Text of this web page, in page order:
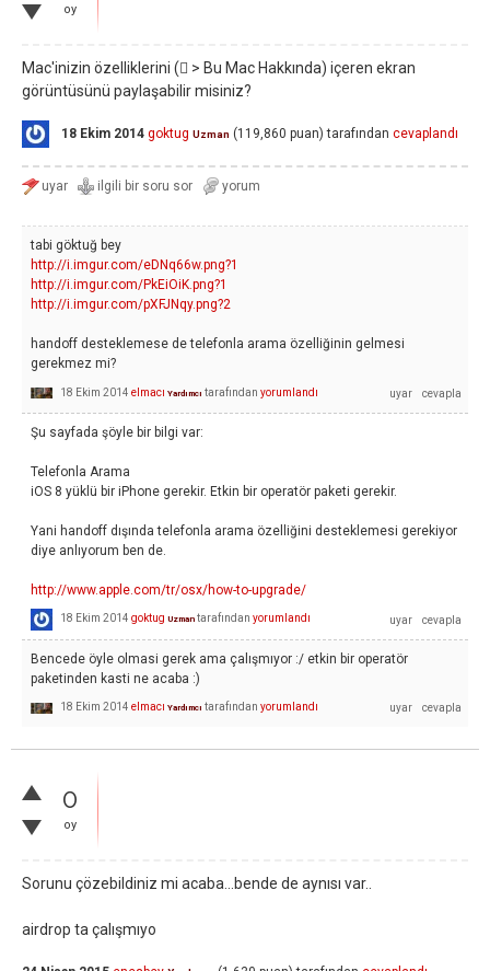
oy
Mac'inizin özelliklerini ( > Bu Mac Hakkında) içeren ekran
görüntüsünü paylaşabilir misiniz?
18 Ekim 2014 goktug Uzman (119,860 puan) tarafından cevaplandı
tabi göktuğ bey
http://i.imgur.com/eDNq66w.png?1
http://i.imgur.com/PkEiOiK.png?1
http://i.imgur.com/pXFJNqy.png?2
handoff desteklemese de telefonla arama özelliğinin gelmesi
gerekmez mi?
18 Ekim 2014 elmacı Yardımcı tarafından yorumlandı
Şu sayfada şöyle bir bilgi var:
Telefonla Arama
iOS 8 yüklü bir iPhone gerekir. Etkin bir operatör paketi gerekir.
Yani handoff dışında telefonla arama özelliğini desteklemesi gerekiyor
diye anlıyorum ben de.
http://www.apple.com/tr/osx/how-to-upgrade/
18 Ekim 2014 goktug Uzman tarafından yorumlandı
Bencede öyle olmasi gerek ama çalışmıyor :/ etkin bir operatör
paketinden kasti ne acaba :)
18 Ekim 2014 elmacı Yardımcı tarafından yorumlandı
0
oy
Sorunu çözebildiniz mi acaba...bende de aynısı var..
airdrop ta çalışmıyo